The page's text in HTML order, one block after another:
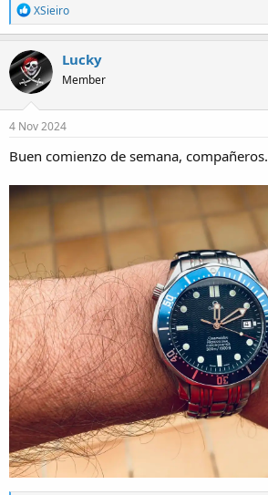
R
e
a
c
t
i
o
n
s
XSieiro
Lucky
Member
4 Nov 2024
Buen comienzo de semana, compañeros.